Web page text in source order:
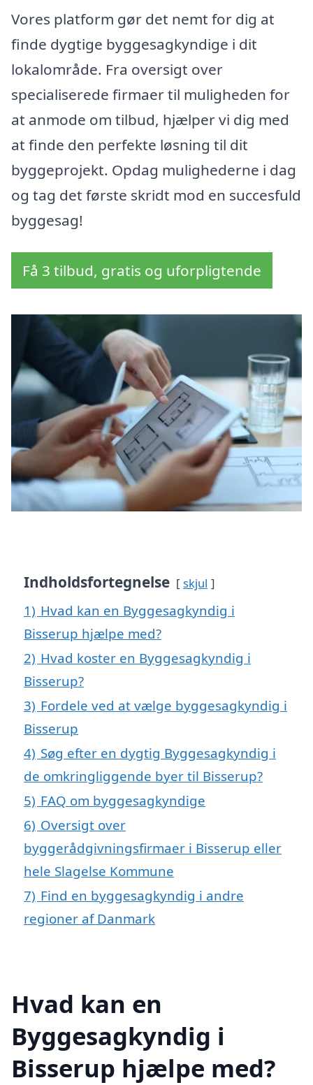
Vores platform gør det nemt for dig at
finde dygtige byggesagkyndige i dit
lokalområde. Fra oversigt over
specialiserede firmaer til muligheden for
at anmode om tilbud, hjælper vi dig med
at finde den perfekte løsning til dit
byggeprojekt. Opdag mulighederne i dag
og tag det første skridt mod en succesfuld
byggesag!
Få 3 tilbud, gratis og uforpligtende
Indholdsfortegnelse skjul
1) Hvad kan en Byggesagkyndig i
Bisserup hjælpe med?
2) Hvad koster en Byggesagkyndig i
Bisserup?
3) Fordele ved at vælge byggesagkyndig i
Bisserup
4) Søg efter en dygtig Byggesagkyndig i
de omkringliggende byer til Bisserup?
5) FAQ om byggesagkyndige
6) Oversigt over
byggerådgivningsfirmaer i Bisserup eller
hele Slagelse Kommune
7) Find en byggesagkyndig i andre
regioner af Danmark
Hvad kan en
Byggesagkyndig i
Bisserup hjælpe med?